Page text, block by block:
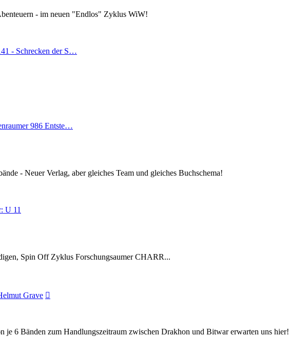
- im neuen "Endlos" Zyklus WiW!
- Schrecken der S…
986 Entste…
- Neuer Verlag, aber gleiches Team und gleiches Buchschema!
U 11
Spin Off Zyklus Forschungsaumer CHARR...
Grave
je 6 Bänden zum Handlungszeitraum zwischen Drakhon und Bitwar erwarten uns hier!